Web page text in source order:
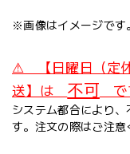
※画像はイメージです
⚠ 【日曜日（定
送】は 不可 で
システム都合により
す。注文の際はご注意